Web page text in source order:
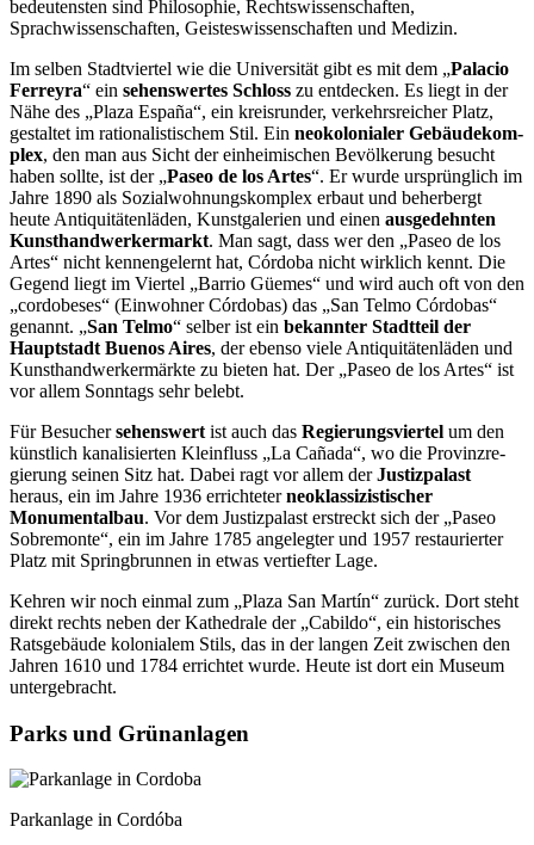
bedeutensten sind Philoso­phie, Rechtswissenschaften,
Sprachwissenschaften, Geisteswissenschaften und Medizin.
Im selben Stadtviertel wie die Universität gibt es mit dem „Palacio
Ferreyra“ ein sehens­wertes Schloss zu entdecken. Es liegt in der
Nähe des „Plaza España“, ein kreisrunder, verkehrsreicher Platz,
gestaltet im rationalistischem Stil. Ein neokolonialer Gebäudekom­
plex, den man aus Sicht der einheimischen Bevölkerung besucht
haben sollte, ist der „Pa­seo de los Artes“. Er wurde ursprünglich im
Jahre 1890 als Sozialwohnungskomplex er­baut und beherbergt
heute Antiquitätenläden, Kunstgalerien und einen ausgedehnten
Kunsthandwerkermarkt. Man sagt, dass wer den „Paseo de los
Artes“ nicht kennengelernt hat, Córdoba nicht wirklich kennt. Die
Gegend liegt im Viertel „Barrio Güemes“ und wird auch oft von den
„cordobeses“ (Einwohner Córdobas) das „San Telmo Córdobas“
ge­nannt. „San Telmo“ selber ist ein bekannter Stadtteil der
Hauptstadt Buenos Aires, der ebenso viele Antiquitätenläden und
Kunsthandwerkermärkte zu bieten hat. Der „Paseo de los Artes“ ist
vor allem Sonntags sehr belebt.
Für Besuchersehenswert ist auch das Re­gierungsviertel um den
künstlich kanalisierten Kleinfluss „La Cañada“, wo die Provinzre­
gierung seinen Sitz hat. Dabei ragt vor allem derJustizpalast
heraus, ein im Jahre 1936 errichteterneoklassizistischer
Monumentalbau. Vor dem Justizpalast erstreckt sich der „Paseo
Sobremonte“, ein im Jahre 1785 angelegter und 1957 restaurierter
Platz mit Springbrunnen in etwas vertiefter Lage.
Kehren wir noch einmal zum „Plaza San Martín“ zurück. Dort steht
direkt rechts neben der Kathedrale der „Cabildo“, ein historisches
Rats­gebäude kolonialem Stils, das in der langen Zeit zwischen den
Jahren 1610 und 1784 er­richtet wurde. Heute ist dort ein Museum
untergebracht.
Parks und Grünanlagen
Parkanlage in Cordóba